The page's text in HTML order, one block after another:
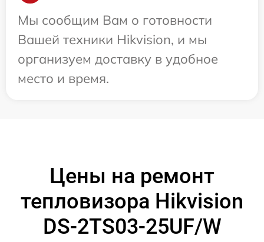
Мы сообщим Вам о готовности
Вашей техники Hikvision, и мы
организуем доставку в удобное
место и время.
Цены на ремонт
тепловизора Hikvision
DS-2TS03-25UF/W